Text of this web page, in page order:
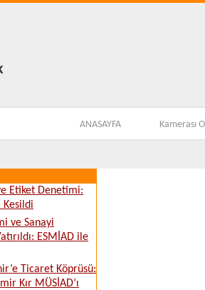
ANASAYFA Kamerası
Etiket Denetimi:
Kesildi
ve Sanayi
ESMİAD ile
Ticaret Köprüsü:
Kır MÜSİAD’ı